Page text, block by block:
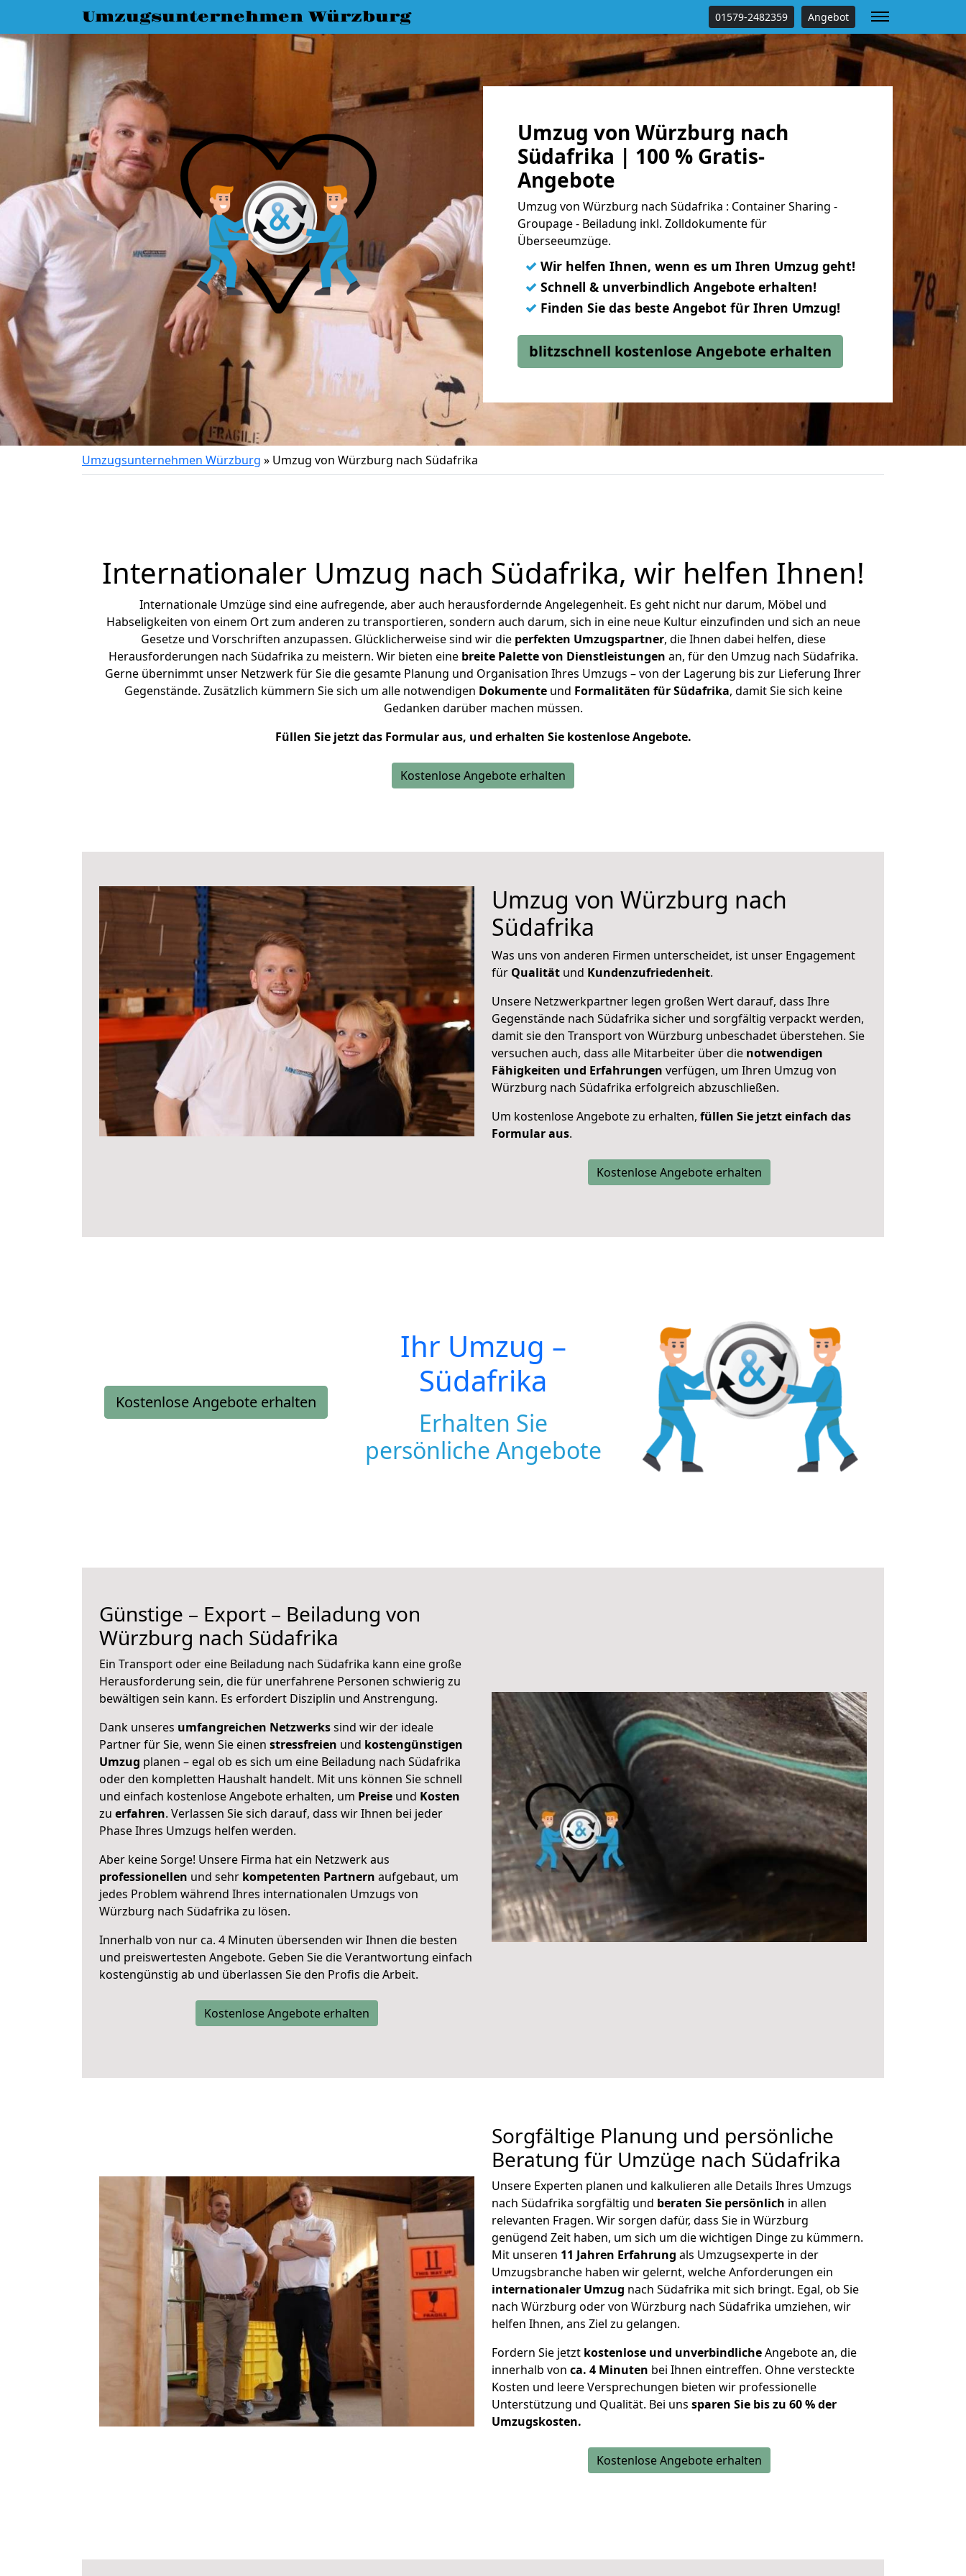
Umzugsunternehmen Würzburg 01579-2482359 Angebot
Umzug von Würzburg nach
Südafrika | 100 % Gratis-
Angebote
Umzug von Würzburg nach Südafrika : Container Sharing -
Groupage - Beiladung inkl. Zolldokumente für
Überseeumzüge.
✓ Wir helfen Ihnen, wenn es um Ihren Umzug geht!
✓ Schnell & unverbindlich Angebote erhalten!
✓ Finden Sie das beste Angebot für Ihren Umzug!
blitzschnell kostenlose Angebote erhalten
Umzugsunternehmen Würzburg » Umzug von Würzburg nach Südafrika
Internationaler Umzug nach Südafrika, wir helfen Ihnen!
Internationale Umzüge sind eine aufregende, aber auch herausfordernde Angelegenheit. Es geht nicht nur darum, Möbel und
Habseligkeiten von einem Ort zum anderen zu transportieren, sondern auch darum, sich in eine neue Kultur einzufinden und sich an neue
Gesetze und Vorschriften anzupassen. Glücklicherweise sind wir die perfekten Umzugspartner, die Ihnen dabei helfen, diese
Herausforderungen nach Südafrika zu meistern. Wir bieten eine breite Palette von Dienstleistungen an, für den Umzug nach Südafrika.
Gerne übernimmt unser Netzwerk für Sie die gesamte Planung und Organisation Ihres Umzugs – von der Lagerung bis zur Lieferung Ihrer
Gegenstände. Zusätzlich kümmern Sie sich um alle notwendigen Dokumenteund Formalitäten für Südafrika, damit Sie sich keine
Gedanken darüber machen müssen.
Füllen Sie jetzt das Formular aus, und erhalten Sie kostenlose Angebote.
Kostenlose Angebote erhalten
Umzug von Würzburg nach
Südafrika
Was uns von anderen Firmen unterscheidet, ist unser Engagement
für Qualität und Kundenzufriedenheit.
Unsere Netzwerkpartner legen großen Wert darauf, dass Ihre
Gegenstände nach Südafrika sicher und sorgfältig verpackt werden,
damit sie den Transport von Würzburg unbeschadet überstehen. Sie
versuchen auch, dass alle Mitarbeiter über die notwendigen
Fähigkeiten und Erfahrungen verfügen, um Ihren Umzug von
Würzburg nach Südafrika erfolgreich abzuschließen.
Um kostenlose Angebote zu erhalten, füllen Sie jetzt einfach das
Formular aus.
Kostenlose Angebote erhalten
Kostenlose Angebote erhalten
Ihr Umzug –
Südafrika
Erhalten Sie
persönliche Angebote
Günstige – Export – Beiladung von
Würzburg nach Südafrika
Ein Transport oder eine Beiladung nach Südafrika kann eine große
Herausforderung sein, die für unerfahrene Personen schwierig zu
bewältigen sein kann. Es erfordert Disziplin und Anstrengung.
Dank unseres umfangreichen Netzwerkssind wir der ideale
Partner für Sie, wenn Sie einen stressfreien und kostengünstigen
Umzug planen – egal ob es sich um eine Beiladung nach Südafrika
oder den kompletten Haushalt handelt. Mit uns können Sie schnell
und einfach kostenlose Angebote erhalten, um Preise und Kosten
zu erfahren. Verlassen Sie sich darauf, dass wir Ihnen bei jeder
Phase Ihres Umzugs helfen werden.
Aber keine Sorge! Unsere Firma hat ein Netzwerk aus
professionellen und sehr kompetenten Partnern aufgebaut, um
jedes Problem während Ihres internationalen Umzugs von
Würzburg nach Südafrika zu lösen.
Innerhalb von nur ca. 4 Minuten übersenden wir Ihnen die besten
und preiswertesten Angebote. Geben Sie die Verantwortung einfach
kostengünstig ab und überlassen Sie den Profis die Arbeit.
Kostenlose Angebote erhalten
Sorgfältige Planung und persönliche
Beratung für Umzüge nach Südafrika
Unsere Experten planen und kalkulieren alle Details Ihres Umzugs
nach Südafrika sorgfältig und beraten Sie persönlich in allen
relevanten Fragen. Wir sorgen dafür, dass Sie in Würzburg
genügend Zeit haben, um sich um die wichtigen Dinge zu kümmern.
Mit unseren 11 Jahren Erfahrung als Umzugsexperte in der
Umzugsbranche haben wir gelernt, welche Anforderungen ein
internationaler Umzug nach Südafrika mit sich bringt. Egal, ob Sie
nach Würzburg oder von Würzburg nach Südafrika umziehen, wir
helfen Ihnen, ans Ziel zu gelangen.
Fordern Sie jetzt kostenlose und unverbindlicheAngebote an, die
innerhalb von ca. 4 Minuten bei Ihnen eintreffen. Ohne versteckte
Kosten und leere Versprechungen bieten wir professionelle
Unterstützung und Qualität. Bei uns sparen Sie bis zu 60 % der
Umzugskosten.
Kostenlose Angebote erhalten